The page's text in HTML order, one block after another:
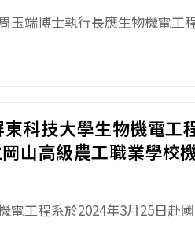
玉端博士執行長應生物機電工
科技大學生物機電工
山高級農工職業學校
電工程系於2024年3月25日赴